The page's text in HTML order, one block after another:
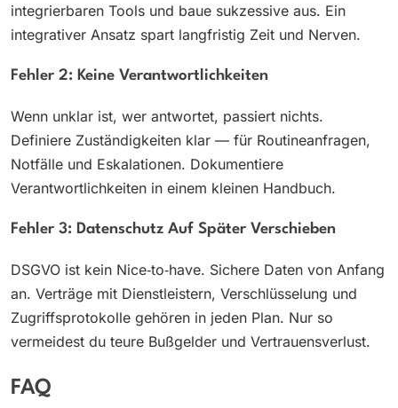
integrierbaren Tools und baue sukzessive aus. Ein
integrativer Ansatz spart langfristig Zeit und Nerven.
Fehler 2: Keine Verantwortlichkeiten
Wenn unklar ist, wer antwortet, passiert nichts.
Definiere Zuständigkeiten klar — für Routineanfragen,
Notfälle und Eskalationen. Dokumentiere
Verantwortlichkeiten in einem kleinen Handbuch.
Fehler 3: Datenschutz Auf Später Verschieben
DSGVO ist kein Nice‑to‑have. Sichere Daten von Anfang
an. Verträge mit Dienstleistern, Verschlüsselung und
Zugriffsprotokolle gehören in jeden Plan. Nur so
vermeidest du teure Bußgelder und Vertrauensverlust.
FAQ